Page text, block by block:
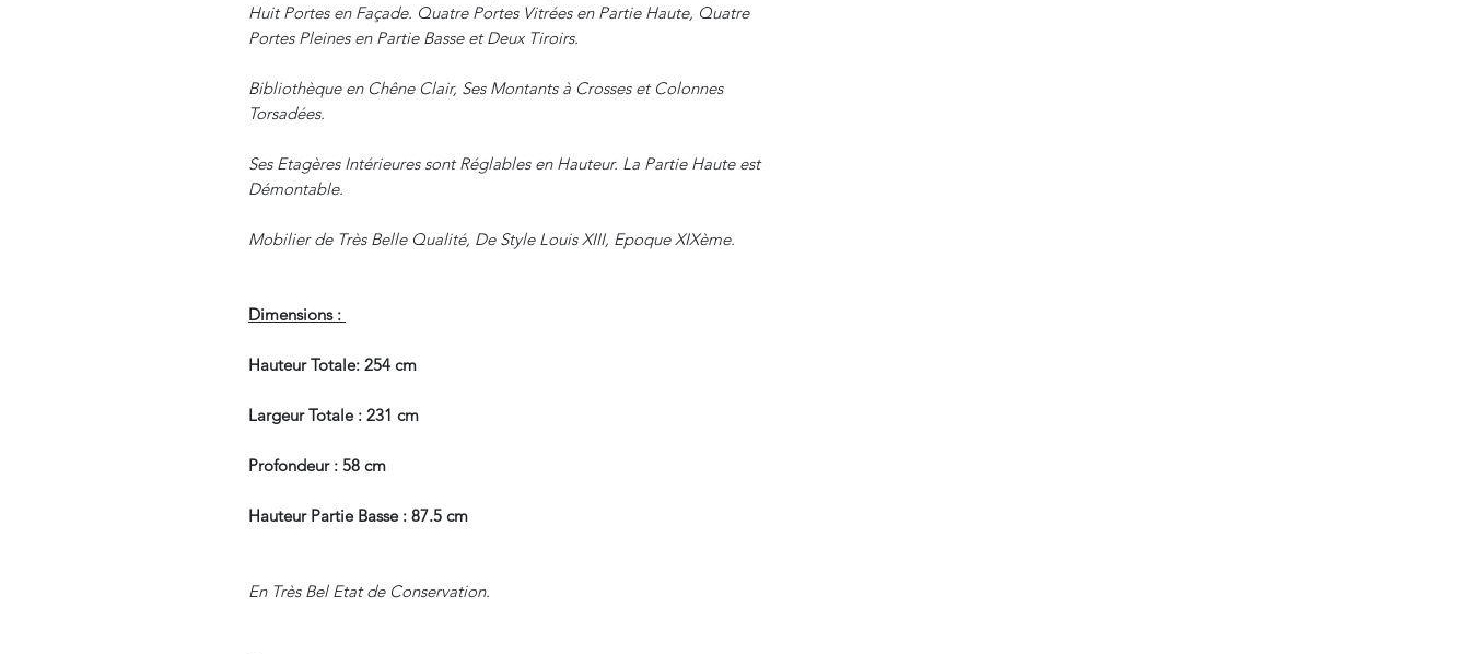
Huit Portes en Façade. Quatre Portes Vitrées en Partie Haute, Quatre
Portes Pleines en Partie Basse et Deux Tiroirs.
Bibliothèque en Chêne Clair, Ses Montants à Crosses et Colonnes
Torsadées.
Ses Etagères Intérieures sont Réglables en Hauteur. La Partie Haute est
Démontable.
Mobilier de Très Belle Qualité, De Style Louis XIII, Epoque XIXème.
Dimensions :
Hauteur Totale: 254 cm
Largeur Totale : 231 cm
Profondeur : 58 cm
Hauteur Partie Basse : 87.5 cm
En Très Bel Etat de Conservation.